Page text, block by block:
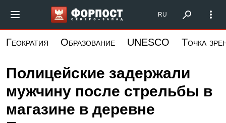
основному
Форпост Северо-Запад
RU
Геократия Образование UNESCO Точка
Полицейские задержали
мужчину после стрельбы в
магазине в деревне